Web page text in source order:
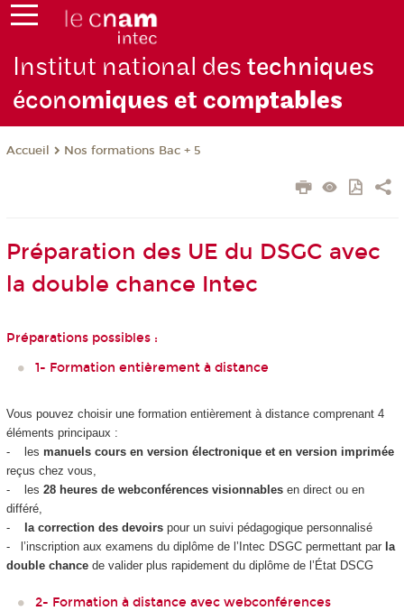
Institut national destechniques
économiques et comptables
Accueil Nos formations Bac + 5
Préparation des UE du DSGC avec
la double chance Intec
Préparations possibles :
1- Formation entièrement à distance
Vous pouvez choisir une formation entièrement à distance comprenant 4
éléments principaux :
- les manuels cours en version électronique et en version imprimée
reçus chez vous,
- les 28 heures de webconférences visionnables en direct ou en
différé,
-
la correction des devoirspour un suivi pédagogique personnalisé
- l’inscription aux examens du diplôme de l’Intec DSGC permettant par la
double chancede valider plus rapidement du diplôme de l’État DSCG
2- Formation à distance avec webconférences